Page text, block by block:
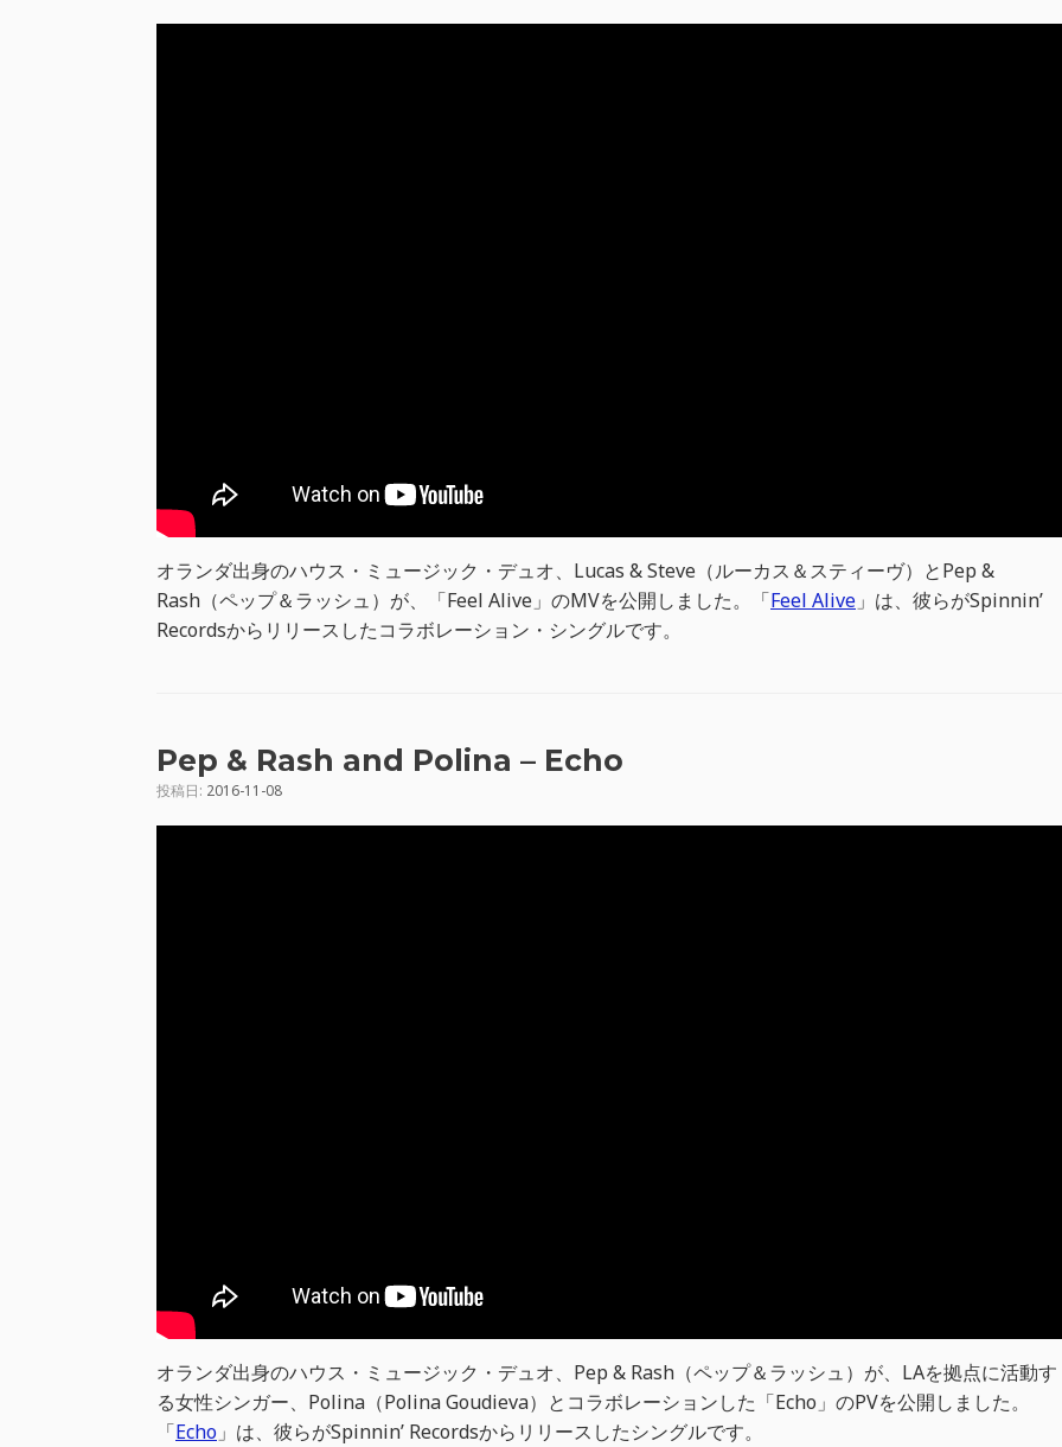
オランダ出身のハウス・ミュージック・デュオ、Lucas & Steve（ルーカス＆スティーヴ）とPep &
Rash（ペップ＆ラッシュ）が、「Feel Alive」のMVを公開しました。「Feel Alive 」は、彼らがSpinnin’
Recordsからリリースしたコラボレーション・シングルです。
Pep & Rash and Polina – Echo
投稿日: 2016-11-08
オランダ出身のハウス・ミュージック・デュオ、Pep & Rash（ペップ＆ラッシュ）が、LAを拠点に活動す
る女性シンガー、Polina（Polina Goudieva）とコラボレーションした「Echo」のPVを公開しました。
「Echo 」は、彼らがSpinnin’ Recordsからリリースしたシングルです。